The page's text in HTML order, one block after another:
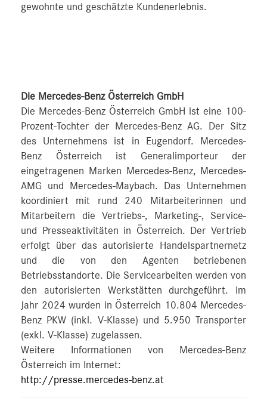
gewohnte und geschätzte Kundenerlebnis.
Die Mercedes-Benz Österreich GmbH
Die Mercedes-Benz Österreich GmbH ist eine 100-
Prozent-Tochter der Mercedes-Benz AG. Der Sitz
des Unternehmens ist in Eugendorf. Mercedes-
Benz Österreich ist Generalimporteur der
eingetragenen Marken Mercedes-Benz, Mercedes-
AMG und Mercedes-Maybach. Das Unternehmen
koordiniert mit rund 240 Mitarbeiterinnen und
Mitarbeitern die Vertriebs-, Marketing-, Service-
und Presseaktivitäten in Österreich. Der Vertrieb
erfolgt über das autorisierte Handelspartnernetz
und die von den Agenten betriebenen
Betriebsstandorte. Die Servicearbeiten werden von
den autorisierten Werkstätten durchgeführt. Im
Jahr 2024 wurden in Österreich 10.804 Mercedes-
Benz PKW (inkl. V-Klasse) und 5.950 Transporter
(exkl. V-Klasse) zugelassen.
Weitere Informationen von Mercedes-Benz
Österreich im Internet:
http://presse.mercedes-benz.at